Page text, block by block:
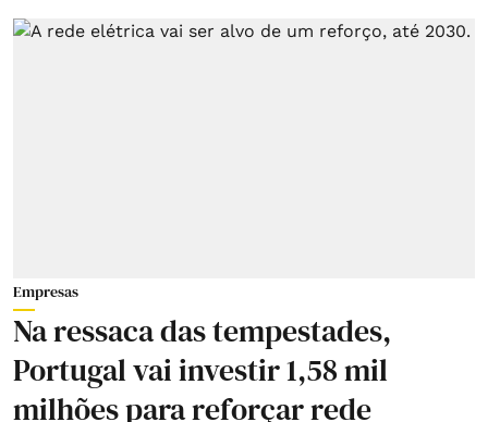
Empresas
Na ressaca das tempestades,
Portugal vai investir 1,58 mil
milhões para reforçar rede